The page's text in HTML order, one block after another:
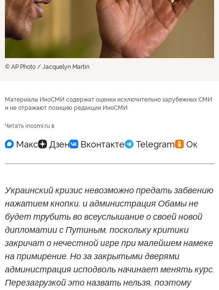
© AP Photo / Jacquelyn Martin
Материалы ИноСМИ содержат оценки исключительно зарубежных СМИ
и не отражают позицию редакции ИноСМИ
Читать inosmi.ru в
Украинский кризис невозможно предать забвению
нажатием кнопки, и администрация Обамы не
будет трубить во всеуслышание о своей новой
дипломатии с Путиным, поскольку критики
закричат о нечестной игре при малейшем намеке
на примирение. Но за закрытыми дверями
администрация исподволь начинает менять курс.
Перезагрузкой это назвать нельзя, поэтому